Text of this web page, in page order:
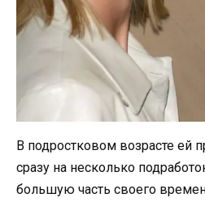
В подростковом возрасте ей
сразу на несколько
большую часть своего